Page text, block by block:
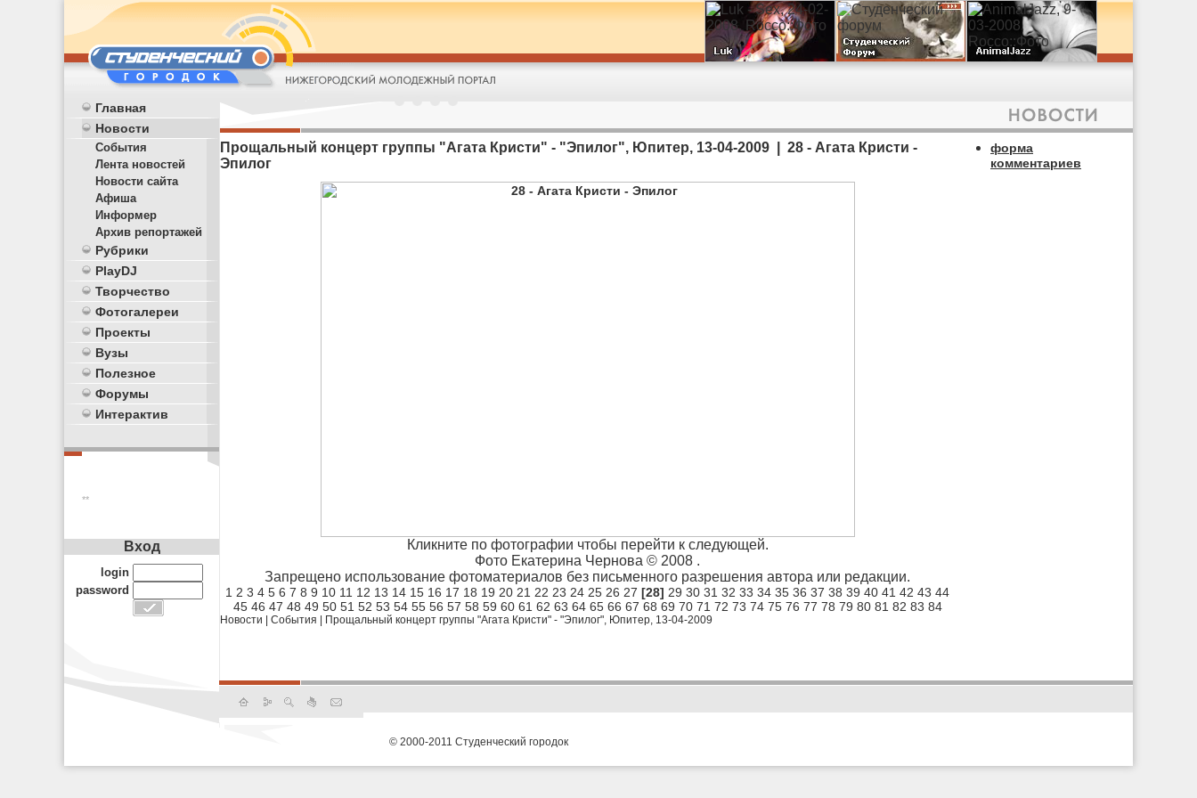
Главная
Новости
События
Лента новостей
Новости сайта
Афиша
Информер
Архив репортажей
Рубрики
PlayDJ
Творчество
Фотогалереи
Проекты
Вузы
Полезное
Форумы
Интерактив
**
Прощальный концерт группы "Агата Кристи" - "Эпилог", Юпитер, 13-04-2009 | 28 - Агата Кристи -
Эпилог
Кликните по фотографии чтобы перейти к следующей.
Фото Екатерина Чернова © 2008 .
Запрещено использование фотоматериалов без письменного разрешения автора или редакции.
1 2 3 4 5 6 7 8 9 10 11 12 13 14 15 16 17 18 19 20 21 22 23 24 25 26 27 [28] 29 30 31 32 33 34 35 36 37 38 39 40 41 42 43 44
45 46 47 48 49 50 51 52 53 54 55 56 57 58 59 60 61 62 63 64 65 66 67 68 69 70 71 72 73 74 75 76 77 78 79 80 81 82 83 84
Новости События Прощальный концерт группы "Агата Кристи" - "Эпилог", Юпитер, 13-04-2009
форма
комментариев
Вход
login
password
© 2000-2011 Студенческий городок